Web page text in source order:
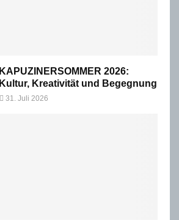
KAPUZINERSOMMER 2026:
Kultur, Kreativität und Begegnung
31. Juli 2026